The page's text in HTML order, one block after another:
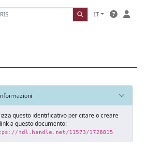
IT
questo identificativo per citare o creare
a questo documento:
hdl.handle.net/11573/1728815